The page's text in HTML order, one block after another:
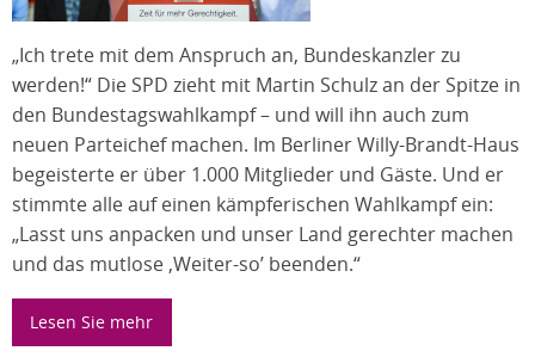
„Ich trete mit dem Anspruch an, Bundeskanzler zu
werden!“ Die SPD zieht mit Martin Schulz an der Spitze in
den Bundestagswahlkampf – und will ihn auch zum
neuen Parteichef machen. Im Berliner Willy-Brandt-Haus
begeisterte er über 1.000 Mitglieder und Gäste. Und er
stimmte alle auf einen kämpferischen Wahlkampf ein:
„Lasst uns anpacken und unser Land gerechter machen
und das mutlose ‚Weiter-so’ beenden.“
Lesen Sie mehr